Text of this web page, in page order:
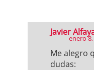
Javier
enero 8,
Me alegro
dudas: